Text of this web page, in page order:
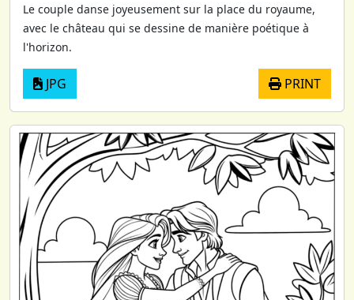
Le couple danse joyeusement sur la place du royaume,
avec le château qui se dessine de manière poétique à
l'horizon.
JPG PRINT